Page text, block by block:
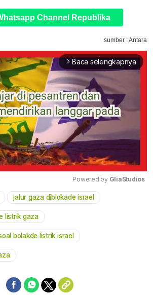
Channel Republika
sumber : Antara
arrow_forward_ios Baca selengkapnya
Powered by GliaStudios
jalur gaza diblokade israel
listrik gaza
bolakde listrik israel